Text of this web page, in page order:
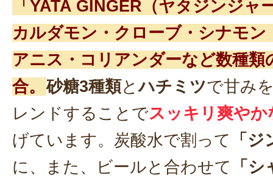
「YATA GINGER（ヤタジンジャ
カルダモン・クローブ・シナモン
アニス・コリアンダーなど数種類
合。 砂糖3種類とハチミツで甘み
レンドすることでスッキリ爽やか
げています。炭酸水で割って
「
に、また、ビールと合わせて
「